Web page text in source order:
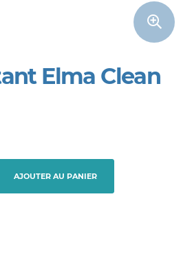
Elma Clean
AJOUTER AU PANIER